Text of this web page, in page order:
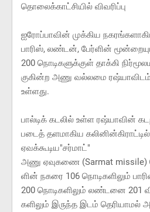
தொலைக்காட்சியில் விவரிப்பு
ஐரோப்பாவின் முக்கிய
பாரிஸ், லண்டன், பேர்ளின்
200 நொடிகளுக்குள் தாக்கி
குகின்ற அணு வல்லமை ரஷ்யாவிடம்
உள்ளது.
பால்டிக் கடலில் உள்ள ரஷ்யாவின்
படைத் தளமாகிய
ஏவக்கூடிய"சர்மாட்"
அணு ஏவுகணை (Sarmat missile)
ளின் நகரை 106 நொடிகளிலும்
200 நொடிகளிலும் லண்டனை 201
களிலும் இருந்த இடம் தெரியாமல்